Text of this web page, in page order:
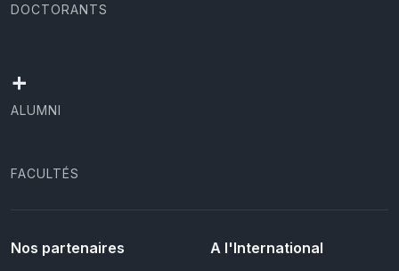
DOCTORANTS
+
ALUMNI
FACULTÉS
Nos partenaires A l'International